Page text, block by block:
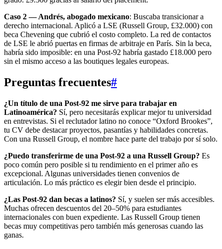
Caso 2 — Andrés, abogado mexicano: Buscaba transicionar a
derecho internacional. Aplicó a LSE (Russell Group, £32.000) con
beca Chevening que cubrió el costo completo. La red de contactos
de LSE le abrió puertas en firmas de arbitraje en París. Sin la beca,
habría sido imposible: en una Post-92 habría gastado £18.000 pero
sin el mismo acceso a las boutiques legales europeas.
Preguntas frecuentes#
¿Un título de una Post-92 me sirve para trabajar en
Latinoamérica? Sí, pero necesitarás explicar mejor tu universidad
en entrevistas. Si el reclutador latino no conoce “Oxford Brookes”,
tu CV debe destacar proyectos, pasantías y habilidades concretas.
Con una Russell Group, el nombre hace parte del trabajo por sí solo.
¿Puedo transferirme de una Post-92 a una Russell Group? Es
poco común pero posible si tu rendimiento en el primer año es
excepcional. Algunas universidades tienen convenios de
articulación. Lo más práctico es elegir bien desde el principio.
¿Las Post-92 dan becas a latinos? Sí, y suelen ser más accesibles.
Muchas ofrecen descuentos del 20–50% para estudiantes
internacionales con buen expediente. Las Russell Group tienen
becas muy competitivas pero también más generosas cuando las
ganas.